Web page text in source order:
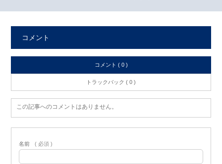
コメント
コメント ( 0 )
トラックバック ( 0 )
この記事へのコメントはありません。
名前 ( 必須 )